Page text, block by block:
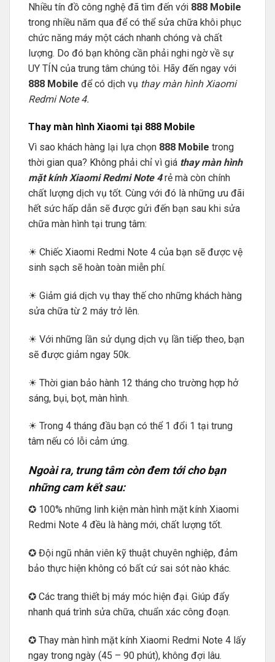
Nhiều tín đồ công nghệ đã tìm đến với 888 Mobile
trong nhiều năm qua để có thể sửa chữa khôi phục
chức năng máy một cách nhanh chóng và chất
lượng. Do đó bạn không cần phải nghi ngờ về sự
UY TÍN của trung tâm chúng tôi. Hãy đến ngay với
888 Mobile để có dịch vụ thay màn hình Xiaomi
Redmi Note 4.
Thay màn hình Xiaomi tại 888 Mobile
Vì sao khách hàng lại lựa chọn 888 Mobile trong
thời gian qua? Không phải chỉ vì giá thay màn hình
mặt kính Xiaomi Redmi Note 4rẻ mà còn chính
chất lượng dịch vụ tốt. Cùng với đó là những ưu đãi
hết sức hấp dẫn sẽ được gửi đến bạn sau khi sửa
chữa màn hình tại trung tâm:
☀ Chiếc Xiaomi Redmi Note 4 của bạn sẽ được vệ
sinh sạch sẽ hoàn toàn miễn phí.
☀ Giảm giá dịch vụ thay thế cho những khách hàng
sửa chữa từ 2 máy trở lên.
☀ Với những lần sử dụng dịch vụ lần tiếp theo, bạn
sẽ được giảm ngay 50k.
☀ Thời gian bảo hành 12 tháng cho trường hợp hở
sáng, bụi, bọt, màn hình.
☀ Trong 4 tháng đầu bạn có thể 1 đổi 1 tại trung
tâm nếu có lỗi cảm ứng.
Ngoài ra, trung tâm còn đem tới cho bạn
những cam kết sau:
✪ 100% những linh kiện màn hình mặt kính Xiaomi
Redmi Note 4 đều là hàng mới, chất lượng tốt.
✪ Đội ngũ nhân viên kỹ thuật chuyên nghiệp, đảm
bảo thực hiện không có bất cứ sai sót nào khác.
✪ Các trang thiết bị máy móc hiện đại. Giúp đẩy
nhanh quá trình sửa chữa, chuẩn xác công đoạn.
✪ Thay màn hình mặt kính Xiaomi Redmi Note 4 lấy
ngay trong ngày (45 – 90 phút), không đợi lâu.